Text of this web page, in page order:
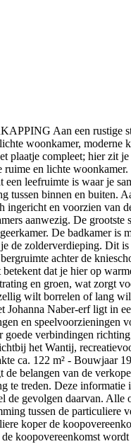
Aan een rustige
woonkamer,
plaatje compleet; hier
en lichte
leefruimte is waar je
tussen binnen en buiten.
ingericht en voorzien
aanwezig. De grootste
De badkamer
de zolderverdieping. Dit
achter de
dat je hier op
en groen, wat zorgt
wilt borrelen of lang
Naber-erf ligt in
en
verbindingen
het Wantij,
ca. 122 m² -
belangen van de
treden. Deze
gevolgen daarvan.
tussen de
koper de
koopovereenkomst